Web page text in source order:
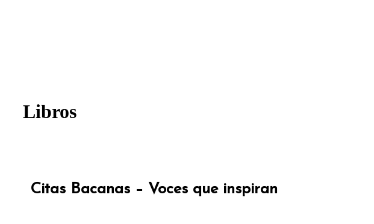
Libros
Citas Bacanas – Voces que inspiran